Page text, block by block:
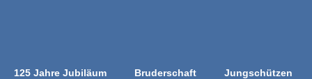
125 Jahre Jubiläum Bruderschaft Jungschützen